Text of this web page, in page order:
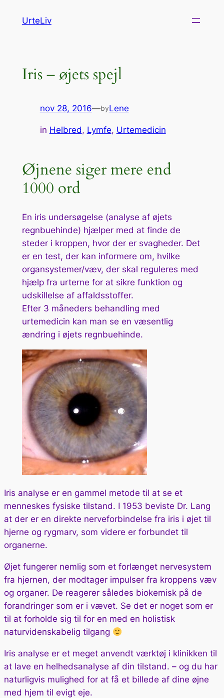
UrteLiv
Iris – øjets spejl
nov 28, 2016—byLene
in Helbred, Lymfe, Urtemedicin
Øjnene siger mere end
1000 ord
En iris undersøgelse (analyse af øjets
regnbuehinde) hjælper med at finde de
steder i kroppen, hvor der er svagheder. Det
er en test, der kan informere om, hvilke
organsystemer/væv, der skal reguleres med
hjælp fra urterne for at sikre funktion og
udskillelse af affaldsstoffer.
Efter 3 måneders behandling med
urtemedicin kan man se en væsentlig
ændring i øjets regnbuehinde.
Iris analyse er en gammel metode til at se et
menneskes fysiske tilstand. I 1953 beviste Dr. Lang
at der er en direkte nerveforbindelse fra iris i øjet til
hjerne og rygmarv, som videre er forbundet til
organerne.
Øjet fungerer nemlig som et forlænget nervesystem
fra hjernen, der modtager impulser fra kroppens væv
og organer. De reagerer således biokemisk på de
forandringer som er i vævet. Se det er noget som er
til at forholde sig til for en med en holistisk
naturvidenskabelig tilgang
Iris analyse er et meget anvendt værktøj i klinikken til
at lave en helhedsanalyse af din tilstand. – og du har
naturligvis mulighed for at få et billede af dine øjne
med hjem til evigt eje.